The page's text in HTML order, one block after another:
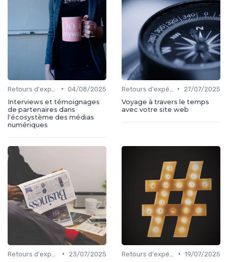
• 04/08/2025
Interviews et témoignages
de partenaires dans
l'écosystème des médias
numériques
•
27/07/2025
Voyage à travers le temps
avec votre site web
•
23/07/2025
• 19/07/2025